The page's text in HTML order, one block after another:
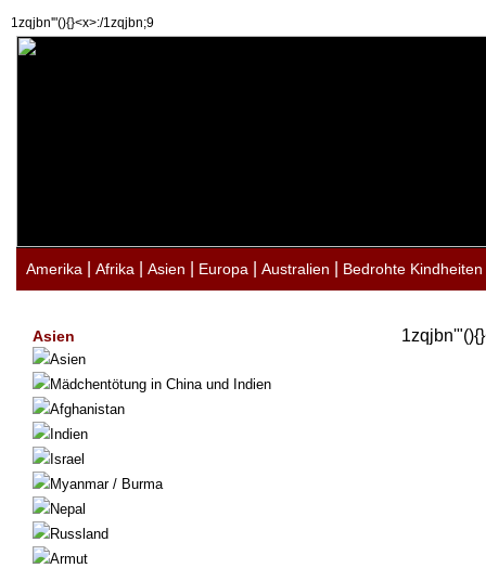
1zqjbn'"(){}<x>:/1zqjbn;9
Amerika Afrika Asien Europa Australien Bedrohte Kindheiten
Asien
Asien
Mädchentötung in China und Indien
Afghanistan
Indien
Israel
Myanmar / Burma
Nepal
Russland
Armut